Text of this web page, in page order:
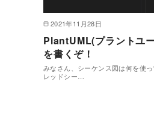
2021年11月28日
PlantUML(プラントユ
を書くぞ！
みなさん、シーケンス図は何を使
レッドシー…